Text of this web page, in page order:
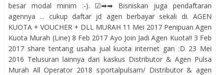
besar modal minim :-). ☑➡➡ Bisniskan juga pendaftaran
agennya ... cukup daftar jd agen berbayar sekali di. AGEN
KUOTA + VOUCHER + DLL MURAH 11 Mei 2017 Penipuan Agen
Kuota Murah (Line) 8 Feb 2017 Ayo Join Jadi Agen Kuota!! 3 Feb
2017 share tentang usaha jual kuota internet gan :D 23 Mei
2016 Telusuran lainnya dari kaskus Distributor & Agen Pulsa
Murah All Operator 2018 s:portalpulsam/ Distributor & agen